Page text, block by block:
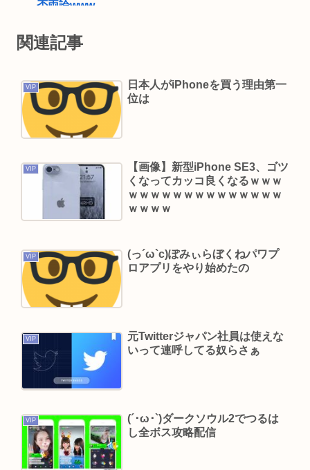
否両論www
を達成、無駄な発電や送電ロスなくEVよりエコを
【高市】「ナフサがなくなる」現状超頑張って延
命してるだけでどんどん不足してる状況は改善し
てないのにもうナフサあることになった理由
な、リークした奴は懲役刑だ！」
国「相続税を抑えるために企業価値を下げてる会
社に大増税します。低PBRの会社は大増税を覚悟
伊集院光が日刊スポーツの見出しに2度激怒「朝日
新聞系の新聞をやめる」と言い出した背景
5年前のNHK性加害の出演者は「今も普通の顔して
芸能活動してる」ネット「受信料を取るくらいな
【画像】村重杏奈さん(30)のおぱーいがコチラ
www
三浦マイルド「その姿は、紛れもなく芸人でし
た」清水良太郎さんのステージ回想し追悼
みいちゃんは予定通りTVでアニメを流すべきだと
思う
関連記事
VIP
日本人がiPhoneを買う理由第一
位は
VIP
【画像】新型iPhone SE3、ゴツ
くなってカッコ良くなるｗｗｗ
ｗｗｗｗｗｗｗｗｗｗｗｗｗｗ
ｗｗｗｗ
VIP
(っ´ω`c)ぽみぃらぼくねパワプ
ロアプリをやり始めたの
VIP
元Twitterジャパン社員は使えな
いって連呼してる奴らさぁ
VIP
(´･ω･`)ダークソウル2でつるは
し全ボス攻略配信